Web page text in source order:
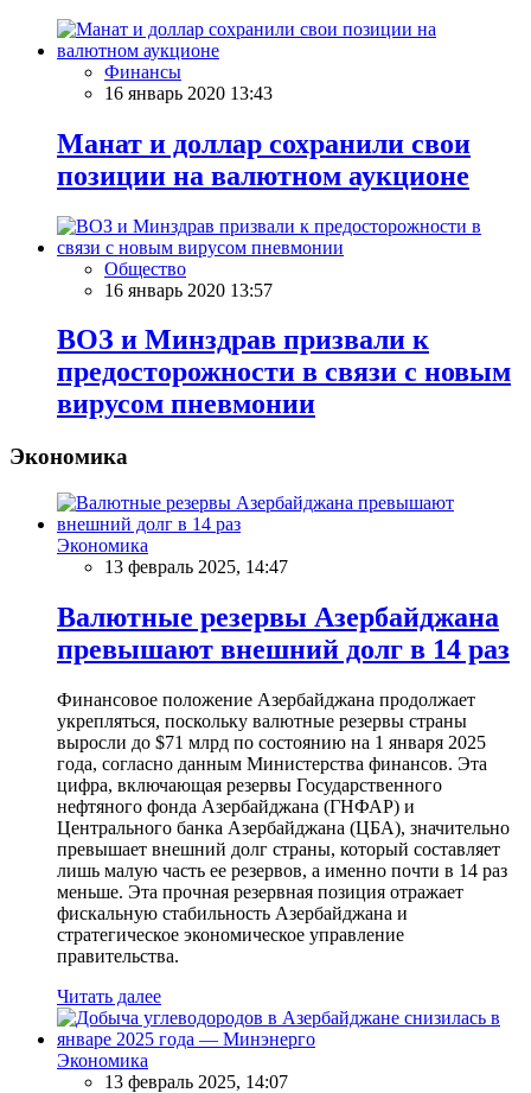
Финансы
16 январь 2020 13:43
Манат и доллар сохранили свои
позиции на валютном аукционе
Общество
16 январь 2020 13:57
ВОЗ и Минздрав призвали к
предосторожности в связи с новым
вирусом пневмонии
Экономика
Экономика
13 февраль 2025, 14:47
Валютные резервы Азербайджана
превышают внешний долг в 14 раз
Финансовое положение Азербайджана продолжает
укрепляться, поскольку валютные резервы страны
выросли до $71 млрд по состоянию на 1 января 2025
года, согласно данным Министерства финансов. Эта
цифра, включающая резервы Государственного
нефтяного фонда Азербайджана (ГНФАР) и
Центрального банка Азербайджана (ЦБА), значительно
превышает внешний долг страны, который составляет
лишь малую часть ее резервов, а именно почти в 14 раз
меньше. Эта прочная резервная позиция отражает
фискальную стабильность Азербайджана и
стратегическое экономическое управление
правительства.
Читать далее
Экономика
13 февраль 2025, 14:07